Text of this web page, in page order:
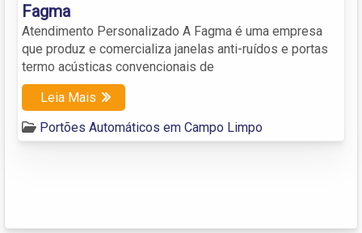
Fagma
Atendimento Personalizado A Fagma é uma empresa
que produz e comercializa janelas anti-ruídos e portas
termo acústicas convencionais de
Leia Mais
Portões Automáticos em Campo Limpo